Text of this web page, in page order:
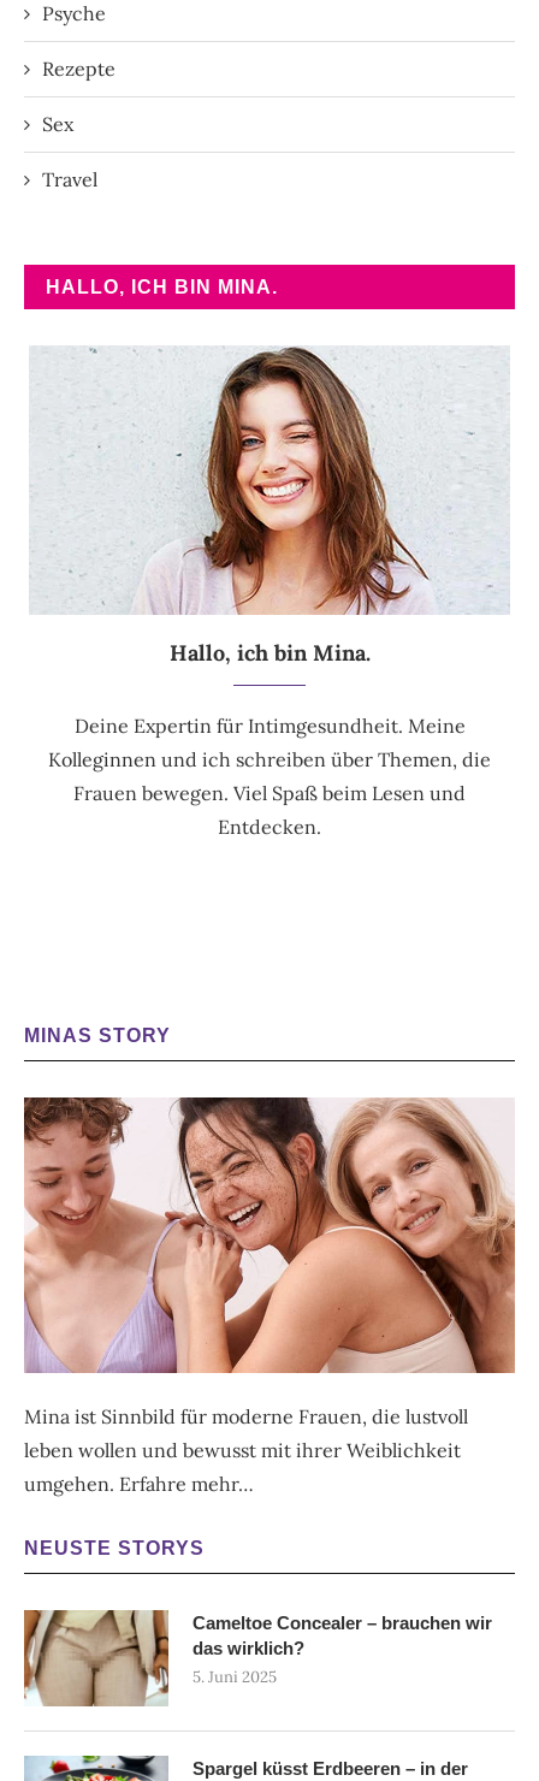
Psyche
Rezepte
Sex
Travel
HALLO, ICH BIN MINA.
Hallo, ich bin Mina.
Deine Expertin für Intimgesundheit. Meine
Kolleginnen und ich schreiben über Themen, die
Frauen bewegen. Viel Spaß beim Lesen und
Entdecken.
MINAS STORY
Mina ist Sinnbild für moderne Frauen, die lustvoll
leben wollen und bewusst mit ihrer Weiblichkeit
umgehen. Erfahre mehr…
NEUSTE STORYS
Cameltoe Concealer – brauchen wir
das wirklich?
5. Juni 2025
Spargel küsst Erdbeeren – in der